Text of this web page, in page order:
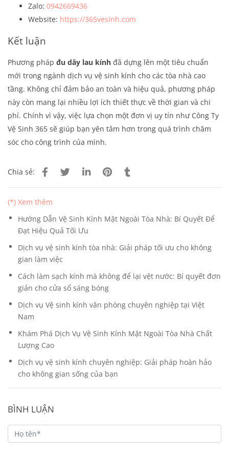
Zalo: 0942669436
Website: https://365vesinh.com
Kết luận
Phương pháp đu dây lau kính đã dựng lên một tiêu chuẩn
mới trong ngành dịch vụ vệ sinh kính cho các tòa nhà cao
tầng. Không chỉ đảm bảo an toàn và hiệu quả, phương pháp
này còn mang lại nhiều lợi ích thiết thực về thời gian và chi
phí. Chính vì vậy, việc lựa chọn một đơn vị uy tín như Công Ty
Vệ Sinh 365 sẽ giúp bạn yên tâm hơn trong quá trình chăm
sóc cho công trình của mình.
Chia sẻ:
(*) Xem thêm
Hướng Dẫn Vệ Sinh Kính Mặt Ngoài Tòa Nhà: Bí Quyết Để
Đạt Hiệu Quả Tối Ưu
Dịch vụ vệ sinh kính tòa nhà: Giải pháp tối ưu cho không
gian làm việc
Cách làm sạch kính mà không để lại vệt nước: Bí quyết đơn
giản cho cửa sổ sáng bóng
Dịch vụ Vệ sinh kính văn phòng chuyên nghiệp tại Việt
Nam
Khám Phá Dịch Vụ Vệ Sinh Kính Mặt Ngoài Tòa Nhà Chất
Lượng Cao
Dịch vụ vệ sinh kính chuyên nghiệp: Giải pháp hoàn hảo
cho không gian sống của bạn
BÌNH LUẬN